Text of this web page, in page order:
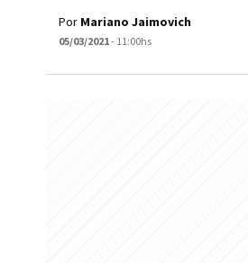
Por Mariano Jaimovich
05/03/2021- 11:00hs